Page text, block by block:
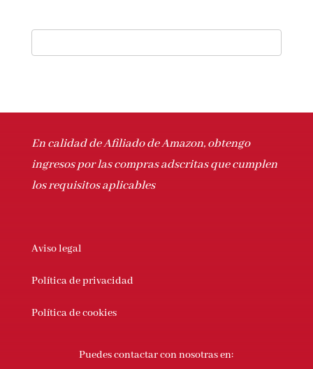
En calidad de Afiliado de Amazon, obtengo
ingresos por las compras adscritas que cumplen
los requisitos aplicables
Aviso legal
Política de privacidad
Política de cookies
Puedes contactar con nosotras en: